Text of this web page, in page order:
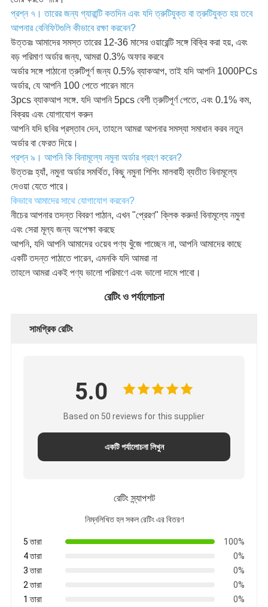
প্রশ্ন ৭। তারের জন্য গ্যারান্টি কতদিন এবং যদি ত্রুটিযুক্ত বা ত্রুটিযুক্ত হয় তবে
আপনার বেনিফিটগুলি কীভাবে রক্ষা করবেন?
উত্তরঃ আমাদের সমস্ত তারের 12-36 মাসের ওয়ারেন্টি সঙ্গে বিক্রি করা হয়, এবং
বড় পরিমাণ অর্ডার জন্য, আমরা 0.3% অফার করবে
অর্ডার সঙ্গে পাঠানো ত্রুটিপূর্ণ জন্য 0.5% ব্যাকআপ, তাই যদি আপনি 1000PCs
অর্ডার, যে আপনি 100 পেতে পারেন মানে
3pcs ব্যাকআপ সঙ্গে. যদি আপনি 5pcs বেশী ত্রুটিপূর্ণ পেতে, এবং 0.1% কম,
বিক্রয় এবং যোগাযোগ করুন
আপনি যদি ছবির প্রস্তাব দেন, তাহলে আমরা আপনার সমস্যা সমাধান করব নতুন
অর্ডার বা ফেরত দিয়ে।
প্রশ্ন ৯। আপনি কি বিনামূল্যে নমুনা অর্ডার গ্রহণ করেন?
উত্তরঃ হ্যাঁ, নমুনা অর্ডার সমর্থিত, কিছু নমুনা শিপিং মালবাহী ব্যতীত বিনামূল্যে
দেওয়া যেতে পারে।
কিভাবে আমাদের সাথে যোগাযোগ করবেন?
নীচের আপনার তদন্ত বিবরণ পাঠান, এখন "প্রেরণ" ক্লিক করুন! বিনামূল্যে নমুনা
এবং সেরা মূল্য জন্য অপেক্ষা করছে
আপনি, যদি আপনি আমাদের ওয়েব পণ্য খুঁজে পাচ্ছেন না, আপনি আমাদের কাছে
একটি তদন্ত পাঠাতে পারেন, এমনকি যদি আমরা না
তাহলে আমরা একই পণ্য ভালো পরিমাণে এবং ভালো দামে পাবো।
রেটিং ও পর্যালোচনা
সামগ্রিক রেটিং
5.0
Based on 50 reviews for this supplier
একটি পর্যালোচনা লিখুন
রেটিং স্ন্যাপশট
নিম্নলিখিত হল সকল রেটিং এর বিতরণ
5 তারা
100%
4 তারা
0%
3 তারা
0%
2 তারা
0%
1 তারা
0%